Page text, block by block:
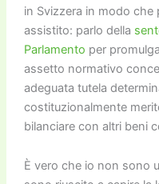
in Svizzera in modo che
assistito: parlo della
Parlamento per
assetto normativo
adeguata tutela
costituzionalmente
bilanciare con altri beni
È vero che io non sono